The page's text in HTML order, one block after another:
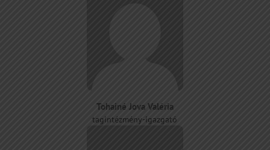
Tohainé Jova Valéria
tagintézmény-igazgató